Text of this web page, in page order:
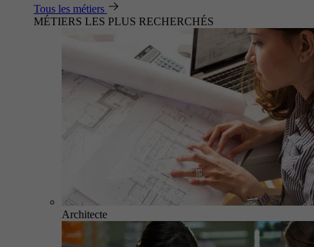
Tous les métiers
MÉTIERS LES PLUS RECHERCHÉS
Architecte